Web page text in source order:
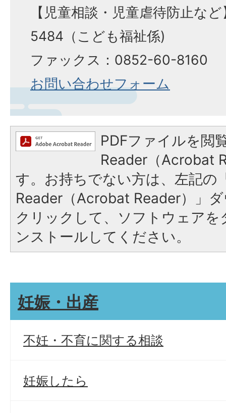
【児童相談・児童虐待防止な
5484（こども福祉係)
ファックス：0852-60-8160
お問い合わせフォーム
PDFファイルを閲
Reader（Acrobat
す。お持ちでない方は、左記の
Reader（Acrobat Reader）」
クリックして、ソフトウェア
ンストールしてください。
妊娠・出産
不妊・不育に関する相談
妊娠したら